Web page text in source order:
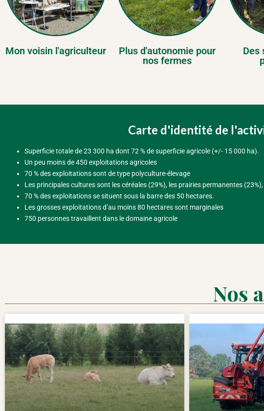
Mon voisin l'agriculteur
Plus d'autonomie pour
nos fermes
Des
Carte d'identité de
Superficie totale de 23 300 ha dont 72 % de superficie agricole (+/- 15 000 ha).
Un peu moins de 450 exploitations agricoles
70 % des exploitations sont de type polyculture-élevage
Les principales cultures sont les céréales (29%), les prairies permanentes
70 % des exploitations se situent sous la barre des 50 hectares.
Les grosses exploitations d’au moins 80 hectares sont marginales
750 personnes travaillent dans le domaine agricole
Nos